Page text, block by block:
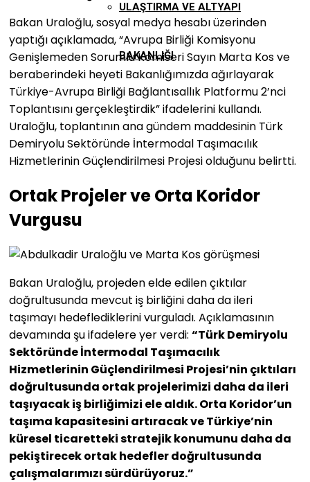
ULAŞTIRMA VE ALTYAPI
BAKANLIĞI
Bakan Uraloğlu, sosyal medya hesabı üzerinden
yaptığı açıklamada, “Avrupa Birliği Komisyonu
Genişlemeden Sorumlu Komiseri Sayın Marta Kos ve
beraberindeki heyeti Bakanlığımızda ağırlayarak
Türkiye-Avrupa Birliği Bağlantısallık Platformu 2’nci
Toplantısını gerçekleştirdik” ifadelerini kullandı.
Uraloğlu, toplantının ana gündem maddesinin Türk
Demiryolu Sektöründe İntermodal Taşımacılık
Hizmetlerinin Güçlendirilmesi Projesi olduğunu belirtti.
Ortak Projeler ve Orta Koridor
Vurgusu
Bakan Uraloğlu, projeden elde edilen çıktılar
doğrultusunda mevcut iş birliğini daha da ileri
taşımayı hedeflediklerini vurguladı. Açıklamasının
devamında şu ifadelere yer verdi: “Türk Demiryolu
Sektöründe İntermodal Taşımacılık
Hizmetlerinin Güçlendirilmesi Projesi’nin çıktıları
doğrultusunda ortak projelerimizi daha da ileri
taşıyacak iş birliğimizi ele aldık. Orta Koridor’un
taşıma kapasitesini artıracak ve Türkiye’nin
küresel ticaretteki stratejik konumunu daha da
pekiştirecek ortak hedefler doğrultusunda
çalışmalarımızı sürdürüyoruz.”